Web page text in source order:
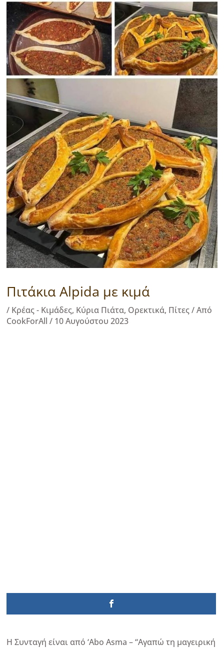
Πιτάκια Alpida με κιμά
/ Κρέας - Κιμάδες, Κύρια Πιάτα, Ορεκτικά, Πίτες/ Από
CookForAll / 10 Αυγούστου 2023
Η Συνταγή είναι από ‘Abo Asma – “Αγαπώ τη μαγειρική